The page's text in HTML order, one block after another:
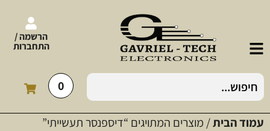
הרשמה /
התחברות
0
עמוד הבית/ מוצרים המתויגים “דיספנסר תעשייתי”